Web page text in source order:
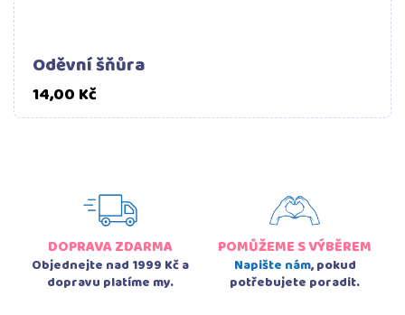
Oděvní šňůra
14,00 KčCena
DOPRAVA ZDARMA
Objednejte nad 1999 Kč a
dopravu platíme my.
POMŮŽEME S VÝBĚREM
Napište nám, pokud
potřebujete poradit.